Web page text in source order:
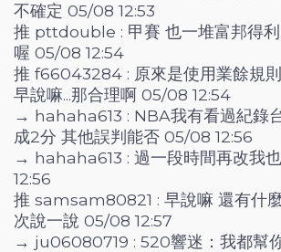
不確定 05/08 12:53
推 pttdouble : 甲賽 也一堆富邦得
喔 05/08 12:54
推 f66043284 : 原來是使用業餘規則
早說嘛...那合理啊 05/08 12:54
→ hahaha613 : NBA我有看過紀錄
成2分 其他誤判能否 05/08 12:56
→ hahaha613 : 過一段時間再改我
12:56
推 samsam80821 : 早說嘛 還有什
次說一說 05/08 12:57
→ ju06080719 : 520響迷：我都幫